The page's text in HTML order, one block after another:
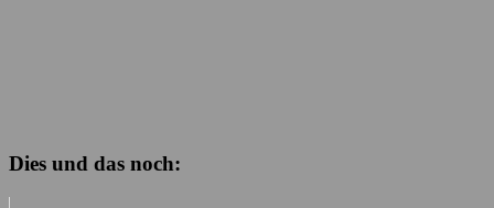
Dies und das noch: